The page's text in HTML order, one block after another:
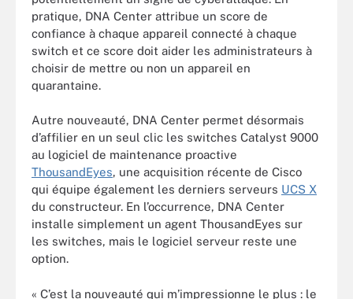
pratique, DNA Center attribue un score de
confiance à chaque appareil connecté à chaque
switch et ce score doit aider les administrateurs à
choisir de mettre ou non un appareil en
quarantaine.
Autre nouveauté, DNA Center permet désormais
d’affilier en un seul clic les switches Catalyst 9000
au logiciel de maintenance proactive
ThousandEyes, une acquisition récente de Cisco
qui équipe également les derniers serveurs UCS X
du constructeur. En l’occurrence, DNA Center
installe simplement un agent ThousandEyes sur
les switches, mais le logiciel serveur reste une
option.
« C’est la nouveauté qui m’impressionne le plus : le